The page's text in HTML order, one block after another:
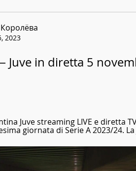
2023
Juve in diretta 5
Juve streaming LIVE e diretta
giornata di Serie A 2023/24. La